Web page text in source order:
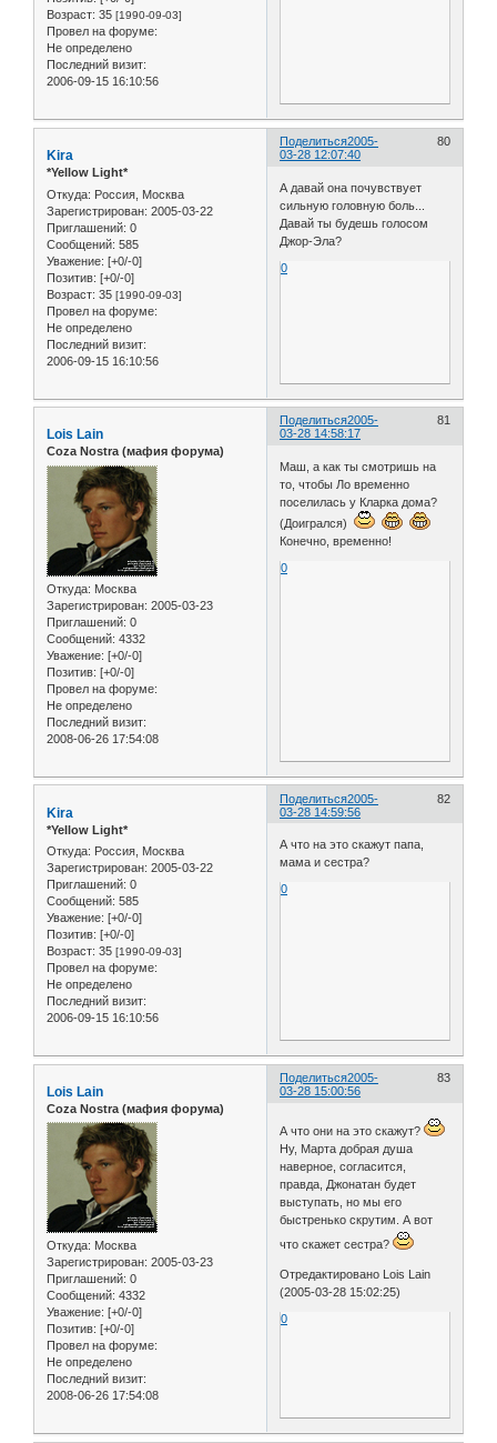
Возраст: 35 [1990-09-03]
Провел на форуме:
Не определено
Последний визит:
2006-09-15 16:10:56
Поделиться 80
2005-
03-28 12:07:40
Kira
*Yellow Light*
Откуда: Россия, Москва
Зарегистрирован: 2005-03-22
Приглашений: 0
Сообщений: 585
Уважение: [+0/-0]
Позитив: [+0/-0]
Возраст: 35 [1990-09-03]
Провел на форуме:
Не определено
Последний визит:
2006-09-15 16:10:56
А давай она почувствует
сильную головную боль...
Давай ты будешь голосом
Джор-Эла?
0
Поделиться 81
2005-
03-28 14:58:17
Lois Lain
Coza Nostra (мафия форума)
Откуда: Москва
Зарегистрирован: 2005-03-23
Приглашений: 0
Сообщений: 4332
Уважение: [+0/-0]
Позитив: [+0/-0]
Провел на форуме:
Не определено
Последний визит:
2008-06-26 17:54:08
Маш, а как ты смотришь на
то, чтобы Ло временно
поселилась у Кларка дома?
(Доигрался)
Конечно, временно!
0
Поделиться 82
2005-
03-28 14:59:56
Kira
*Yellow Light*
Откуда: Россия, Москва
Зарегистрирован: 2005-03-22
Приглашений: 0
Сообщений: 585
Уважение: [+0/-0]
Позитив: [+0/-0]
Возраст: 35 [1990-09-03]
Провел на форуме:
Не определено
Последний визит:
2006-09-15 16:10:56
А что на это скажут папа,
мама и сестра?
0
Поделиться 83
2005-
03-28 15:00:56
Lois Lain
Coza Nostra (мафия форума)
Откуда: Москва
Зарегистрирован: 2005-03-23
Приглашений: 0
Сообщений: 4332
Уважение: [+0/-0]
Позитив: [+0/-0]
Провел на форуме:
Не определено
Последний визит:
2008-06-26 17:54:08
А что они на это скажут?
Ну, Марта добрая душа
наверное, согласится,
правда, Джонатан будет
выступать, но мы его
быстренько скрутим. А вот
что скажет сестра?
Отредактировано Lois Lain
(2005-03-28 15:02:25)
0